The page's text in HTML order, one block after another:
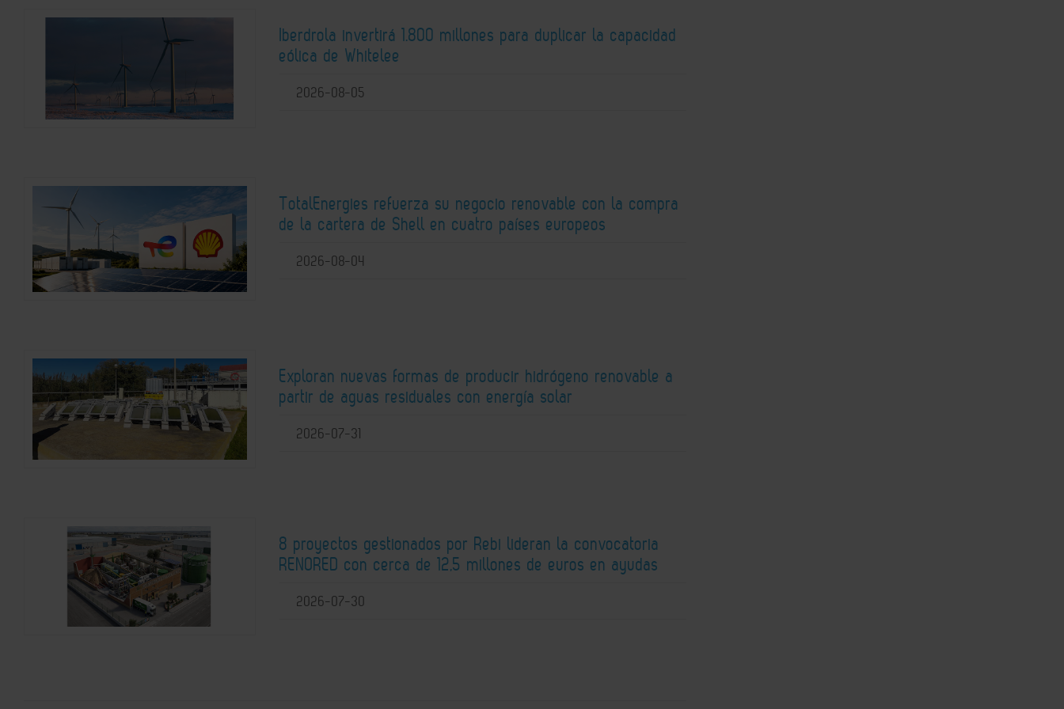
Iberdrola invertirá 1.800 millones para duplicar la capacidad
eólica de Whitelee
2026-08-05
TotalEnergies refuerza su negocio renovable con la compra
de la cartera de Shell en cuatro países europeos
2026-08-04
Exploran nuevas formas de producir hidrógeno renovable a
partir de aguas residuales con energía solar
2026-07-31
8 proyectos gestionados por Rebi lideran la convocatoria
RENORED con cerca de 12,5 millones de euros en ayudas
2026-07-30